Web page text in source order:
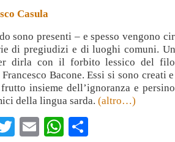
Casula
sono presenti – e spesso vengono
di pregiudizi e di luoghi comuni.
dirla con il forbito lessico del
Bacone. Essi si sono creati
insieme dell’ignoranza e
della lingua sarda. (altro…)
TwitterEmailWhatsApp